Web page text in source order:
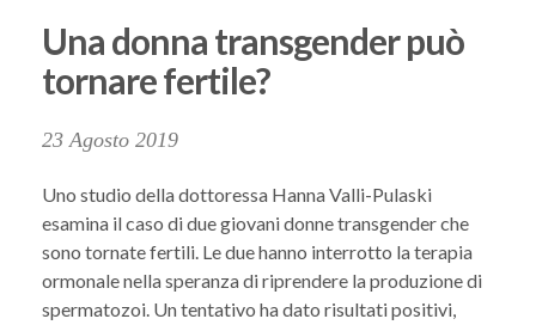
Una donna transgender può
tornare fertile?
23 Agosto 2019
Uno studio della dottoressa Hanna Valli-Pulaski
esamina il caso di due giovani donne transgender che
sono tornate fertili. Le due hanno interrotto la terapia
ormonale nella speranza di riprendere la produzione di
spermatozoi. Un tentativo ha dato risultati positivi,